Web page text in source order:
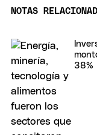
NOTAS
38%